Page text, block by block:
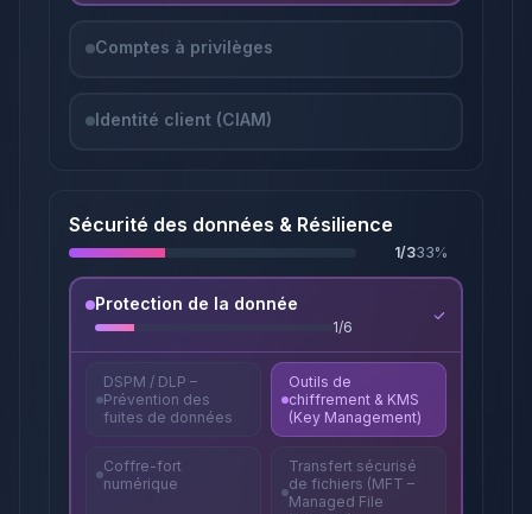
Comptes à privilèges
Identité client (CIAM)
Sécurité des données & Résilience
1/333%
Protection de la donnée
1/6
DSPM / DLP –
Prévention des
fuites de données
Outils de
chiffrement & KMS
(Key Management)
Coffre-fort
numérique
Transfert sécurisé
de fichiers (MFT –
Managed File